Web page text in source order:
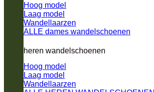
Hoog model
Laag model
Wandellaarzen
ALLE dames wandelschoenen
heren wandelschoenen
Hoog model
Laag model
Wandellaarzen